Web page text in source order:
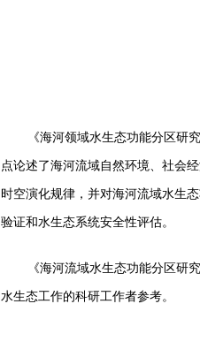
《海河领域水生态功能分区研
点论述了海河流域自然环境、社会
时空演化规律，并对海河流域水生
验证和水生态系统安全性评估。
《海河流域水生态功能分区研
水生态工作的科研工作者参考。